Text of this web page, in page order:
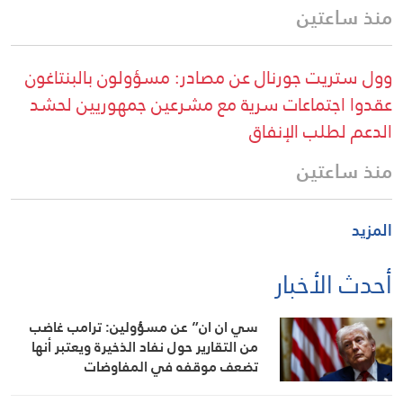
منذ ساعتين
وول ستريت جورنال عن مصادر: مسؤولون بالبنتاغون
عقدوا اجتماعات سرية مع مشرعين جمهوريين لحشد
الدعم لطلب الإنفاق
منذ ساعتين
المزيد
أحدث الأخبار
سي ان ان” عن مسؤولين: ترامب غاضب
من التقارير حول نفاد الذخيرة ويعتبر أنها
تضعف موقفه في المفاوضات